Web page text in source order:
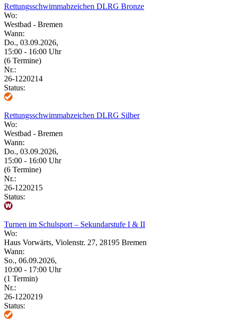
Rettungsschwimmabzeichen DLRG Bronze
Wo:
Westbad - Bremen
Wann:
Do., 03.09.2026,
15:00 - 16:00 Uhr
(6 Termine)
Nr.:
26-1220214
Status:
Rettungsschwimmabzeichen DLRG Silber
Wo:
Westbad - Bremen
Wann:
Do., 03.09.2026,
15:00 - 16:00 Uhr
(6 Termine)
Nr.:
26-1220215
Status:
Turnen im Schulsport – Sekundarstufe I & II
Wo:
Haus Vorwärts, Violenstr. 27, 28195 Bremen
Wann:
So., 06.09.2026,
10:00 - 17:00 Uhr
(1 Termin)
Nr.:
26-1220219
Status: